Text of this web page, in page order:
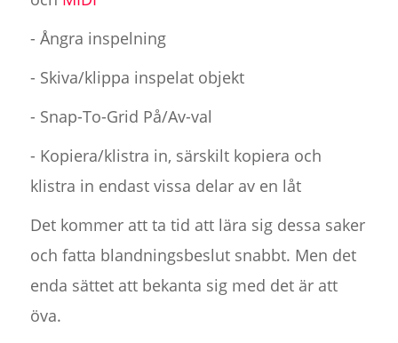
- Ångra inspelning
- Skiva/klippa inspelat objekt
- Snap-To-Grid På/Av-val
- Kopiera/klistra in, särskilt kopiera och
klistra in endast vissa delar av en låt
Det kommer att ta tid att lära sig dessa saker
och fatta blandningsbeslut snabbt. Men det
enda sättet att bekanta sig med det är att
öva.